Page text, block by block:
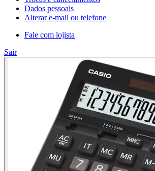
Dados pessoais
Alterar e-mail ou telefone
Fale com lojista
Sair